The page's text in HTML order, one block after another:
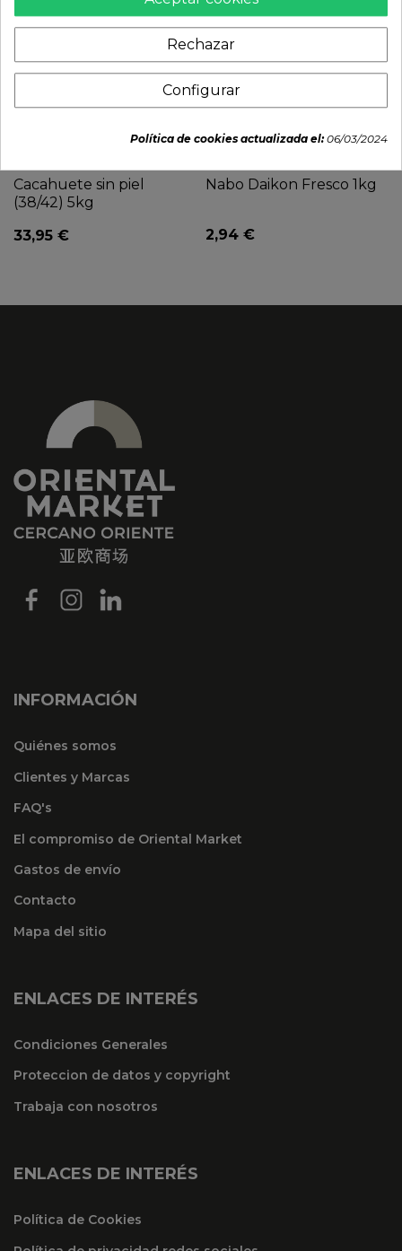
Cacahuete sin piel
(38/42) 5kg
33,95 €
Nabo Daikon Fresco 1kg
2,94 €
INFORMACIÓN
Quiénes somos
Clientes y Marcas
FAQ's
El compromiso de Oriental Market
Gastos de envío
Contacto
Mapa del sitio
ENLACES DE INTERÉS
Condiciones Generales
Proteccion de datos y copyright
Trabaja con nosotros
ENLACES DE INTERÉS
Política de Cookies
Rechazar
Configurar
Política de cookies actualizada el:06/03/2024